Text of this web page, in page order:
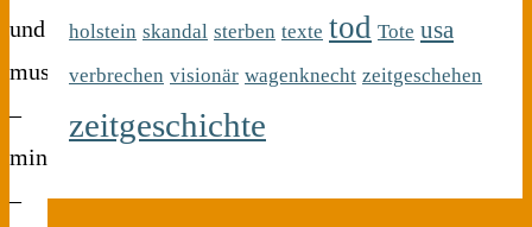
und
muss
–
mindestens!
–
holstein skandal sterben texte tod Tote usa
verbrechen visionär wagenknecht zeitgeschehen
zeitgeschichte